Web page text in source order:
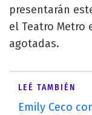
presentarán
el Teatro Metro
agotadas.
LEÉ TAMBIÉN
Emily Ceco